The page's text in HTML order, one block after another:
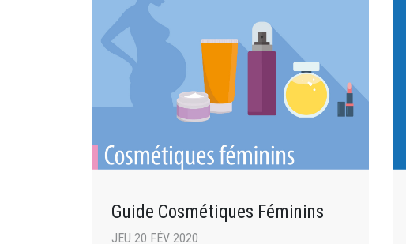
Guide Cosmétiques Féminins
JEU 20 FÉV 2020